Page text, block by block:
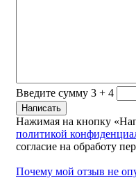
Введите сумму 3 + 4
Нажимая на кнопку
политикой
согласие на обработу
Почему мой отзыв не